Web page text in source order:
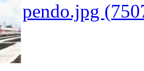
pendo.jpg